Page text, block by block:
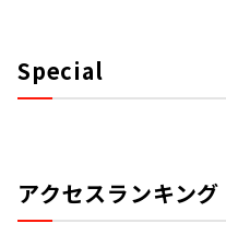
Special
アクセスランキング